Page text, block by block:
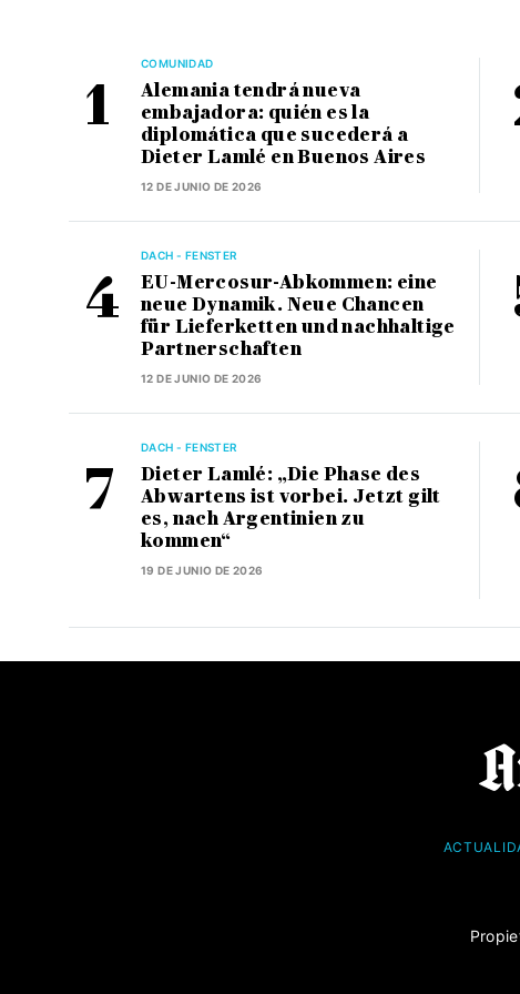
COMUNIDAD
Alemania tendrá nueva
embajadora: quién es la
diplomática que sucederá a
Dieter Lamlé en Buenos Aires
12 DE JUNIO DE 2026
DACH - FENSTER
EU-Mercosur-Abkommen: eine
neue Dynamik. Neue Chancen
für Lieferketten und nachhaltige
Partnerschaften
12 DE JUNIO DE 2026
DACH - FENSTER
Dieter Lamlé: „Die Phase des
Abwartens ist vorbei. Jetzt gilt
es, nach Argentinien zu
kommen“
19 DE JUNIO DE 2026